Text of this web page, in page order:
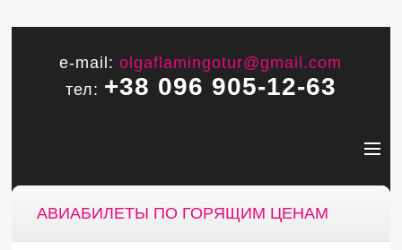
e-mail:olgaflamingotur@gmail.com
тел: +38 096 905-12-63
АВИАБИЛЕТЫ ПО ГОРЯЩИМ ЦЕНАМ